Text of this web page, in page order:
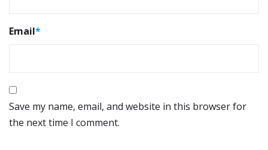
Email*
Save my name, email, and website in this browser for
the next time I comment.